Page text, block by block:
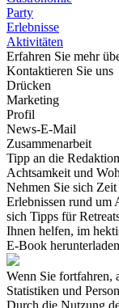
Party
Erlebnisse
Aktivitäten
Erfahren Sie mehr
Kontaktieren Sie uns
Drücken
Marketing
Profil
News-E-Mail
Zusammenarbeit
Tipp an die Redaktion
Achtsamkeit und
Nehmen Sie sich
Erlebnissen rund um
sich Tipps für
Ihnen helfen, im
E-Book herunterladen
Wenn Sie fortfahren,
Statistiken und